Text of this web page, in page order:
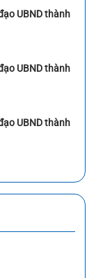
UBND thành
UBND thành
UBND thành